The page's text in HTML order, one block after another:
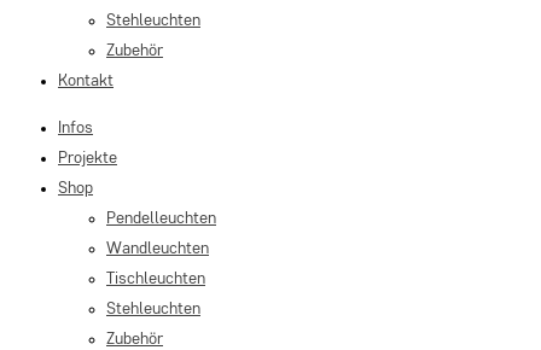
Stehleuchten
Zubehör
Kontakt
Infos
Projekte
Shop
Pendelleuchten
Wandleuchten
Tischleuchten
Stehleuchten
Zubehör